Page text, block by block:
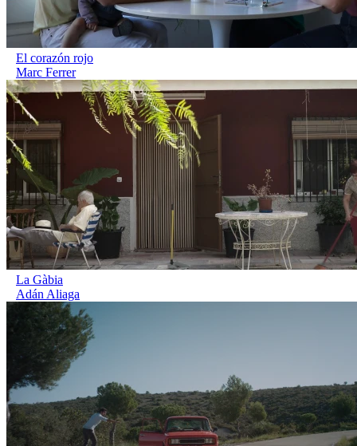
El corazón rojo
Marc Ferrer
La Gàbia
Adán Aliaga